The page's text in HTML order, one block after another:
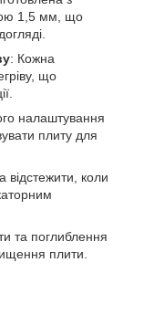
1,5 мм, що
: Кожна
що
налаштування
плиту для
відстежити, коли
та поглиблення
плити.